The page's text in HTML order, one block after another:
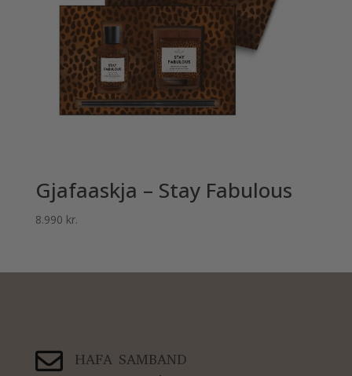
Gjafaaskja – Stay Fabulous
8.990 kr.
 HAFA SAMBAND